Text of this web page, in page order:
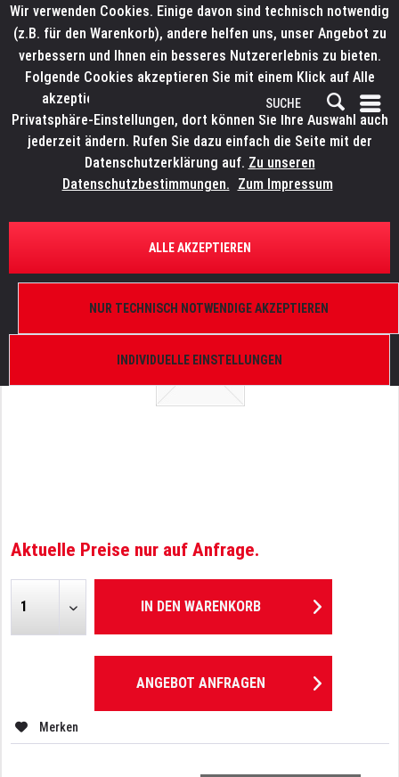
ÜBERSICHT ERSATZTEILE
ELATION 9900004774
PCB0297
Aktuelle Preise nur auf Anfrage.
IN DEN WARENKORB
ANGEBOT ANFRAGEN
Merken
Wir verwenden Cookies. Einige davon sind technisch notwendig
(z.B. für den Warenkorb), andere helfen uns, unser Angebot zu
verbessern und Ihnen ein besseres Nutzererlebnis zu bieten.
Folgende Cookies akzeptieren Sie mit einem Klick auf Alle
akzeptieren. Weitere Informationen finden Sie in den
Privatsphäre-Einstellungen, dort können Sie Ihre Auswahl auch
jederzeit ändern. Rufen Sie dazu einfach die Seite mit der
Datenschutzerklärung auf. Zu unseren
Datenschutzbestimmungen. Zum Impressum
INDIVIDUELLE EINSTELLUNGEN
NUR TECHNISCH NOTWENDIGE AKZEPTIEREN
ALLE AKZEPTIEREN